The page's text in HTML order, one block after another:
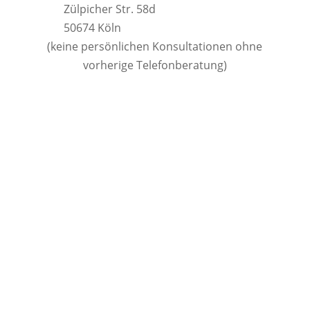
Zülpicher Str. 58d
50674 Köln
(keine persönlichen Konsultationen ohne
vorherige Telefonberatung)